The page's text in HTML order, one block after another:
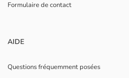
Formulaire de contact
AIDE
Questions fréquemment posées